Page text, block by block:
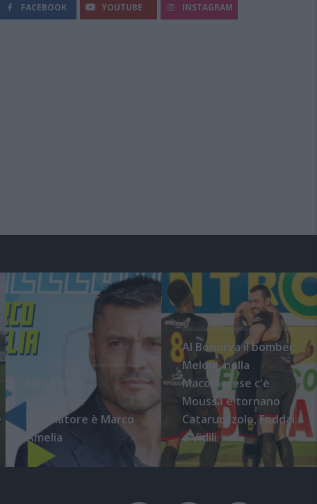
FACEBOOK YOUTUBE INSTAGRAM
l'ufficialità:
l'allenatore è Marco
Amelia
Al Bonorva il bomber
Meloni, nella
Macomerese c'è
Moussa e tornano
Cataruozzolo, Foddai
e Vidili